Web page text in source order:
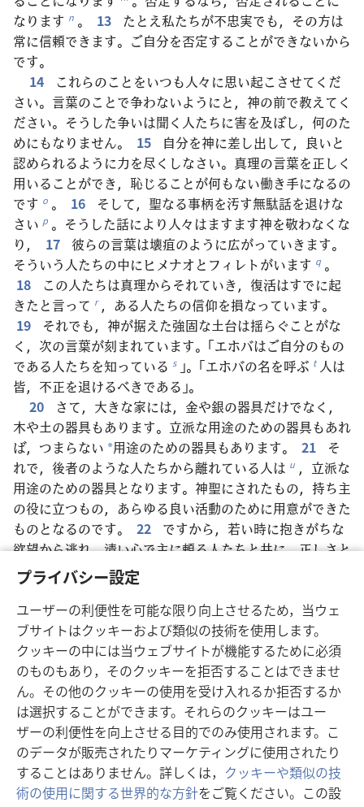
プライバシー設定
ユーザーの利便性を可能な限り向上させるため，当ウェ
ブサイトはクッキーおよび類似の技術を使用します。
クッキーの中には当ウェブサイトが機能するために必須
のものもあり，そのクッキーを拒否することはできませ
ん。その他のクッキーの使用を受け入れるか拒否するか
は選択することができます。それらのクッキーはユー
ザーの利便性を向上させる目的でのみ使用されます。こ
のデータが販売されたりマーケティングに使用されたり
することはありません。詳しくは， クッキーや類似の技
術の使用に関する世界的な方針をご覧ください。この設
なります n 。 13
たとえ私たちが不忠実でも，その方は
常に信頼できます。ご自分を否定することができないから
です。
14
これらのことをいつも人々に思い起こさせてくだ
さい。言葉のことで争わないようにと，神の前で教えてく
ださい。そうした争いは聞く人たちに害を及ぼし，何のた
めにもなりません。
15
自分を神に差し出して，良いと
認められるように力を尽くしなさい。真理の言葉を正しく
用いることができ，恥じることが何もない働き手になるの
です o 。 16
そして，聖なる事柄を汚す無駄話を退けな
さい p 。そうした話により人々はますます神を敬わなくな
り，
17
彼らの言葉は壊疽のように広がっていきます。
そういう人たちの中にヒメナオとフィレトがいます q 。
18
この人たちは真理からそれていき，復活はすでに起
きたと言って r ，ある人たちの信仰を損なっています。
19
それでも，神が据えた強固な土台は揺らぐことがな
く，次の言葉が刻まれています。「エホバはご自分のもの
である人たちを知っている s 」。「エホバの名を呼ぶ t 人は
皆，不正を退けるべきである」。
20
さて，大きな家には，金や銀の器具だけでなく，
木や土の器具もあります。立派な用途のための器具もあれ
ば，つまらない *用途のための器具もあります。 21
そ
れで，後者のような人たちから離れている人は u ，立派な
用途のための器具となります。神聖にされたもの，持ち主
の役に立つもの，あらゆる良い活動のために用意ができた
ものとなるのです。
22
ですから，若い時に抱きがちな
欲望から逃れ，清い心で主に頼る人たちと共に，正しさと
信仰と愛と平和を追い求めなさい
23
さらに，愚かで無意味な議論を避けなさい
うした議論は争いを生むからです。 24主の奴隷は争う
必要はありません。必要なのは，誰にでも穏やかに接する
こと x ，教える資格があること，不当な扱いを受けても自
分を抑えること
y ， 25好意的でない人たちを温和な態
度で教えることです z 。もしかしたら神は，その人たちが
悔い改めて真理の正確な知識を得られるようにされるかも
しれません a 。 26 そしてその人たちは，悪魔に捕らわ
れて悪魔の望み通りに行動していた b ことに気付き，本心
に立ち返って悪魔のわなから逃れるかもしれません。